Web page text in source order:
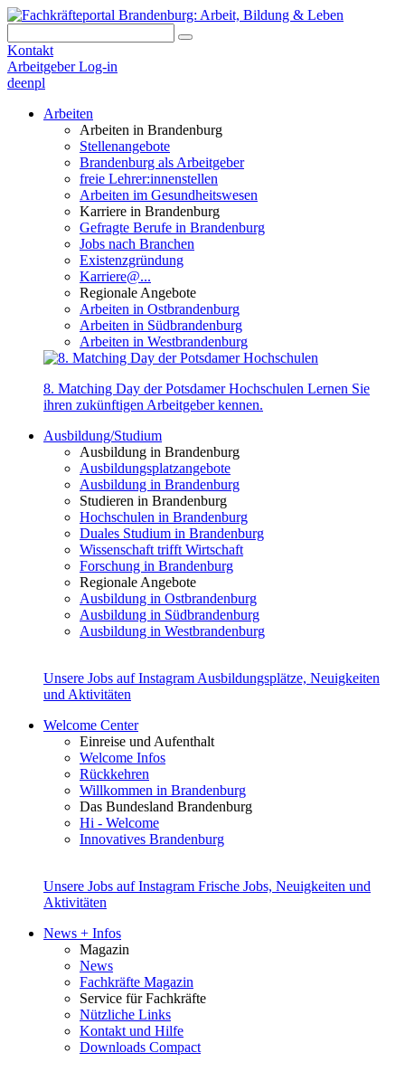
Kontakt
Arbeitgeber Log-in
deenpl
Arbeiten
Arbeiten in Brandenburg
Stellenangebote
Brandenburg als Arbeitgeber
freie Lehrer:innenstellen
Arbeiten im Gesundheitswesen
Karriere in Brandenburg
Gefragte Berufe in Brandenburg
Jobs nach Branchen
Existenzgründung
Karriere@...
Regionale Angebote
Arbeiten in Ostbrandenburg
Arbeiten in Südbrandenburg
Arbeiten in Westbrandenburg
8. Matching Day der Potsdamer Hochschulen Lernen Sie
ihren zukünftigen Arbeitgeber kennen.
Ausbildung/Studium
Ausbildung in Brandenburg
Ausbildungsplatzangebote
Ausbildung in Brandenburg
Studieren in Brandenburg
Hochschulen in Brandenburg
Duales Studium in Brandenburg
Wissenschaft trifft Wirtschaft
Forschung in Brandenburg
Regionale Angebote
Ausbildung in Ostbrandenburg
Ausbildung in Südbrandenburg
Ausbildung in Westbrandenburg
Unsere Jobs auf Instagram Ausbildungsplätze, Neuigkeiten
und Aktivitäten
Welcome Center
Einreise und Aufenthalt
Welcome Infos
Rückkehren
Willkommen in Brandenburg
Das Bundesland Brandenburg
Hi - Welcome
Innovatives Brandenburg
Unsere Jobs auf Instagram Frische Jobs, Neuigkeiten und
Aktivitäten
News + Infos
Magazin
News
Fachkräfte Magazin
Service für Fachkräfte
Nützliche Links
Kontakt und Hilfe
Downloads Compact